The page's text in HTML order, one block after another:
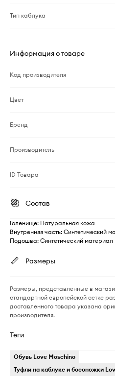
Тип каблука
Информация о товаре
Код производителя
Цвет
Бренд
Производитель
ID Товара
Состав
Голенище: Натуральная кожа
Внутренняя часть: Синтетический
Подошва: Синтетический материал
Размеры
Размеры, представленные в
стандартной европейской сетке
доставленного товара указана
производителя.
Теги
Обувь Love Moschino
Туфли на каблуке и босоножки